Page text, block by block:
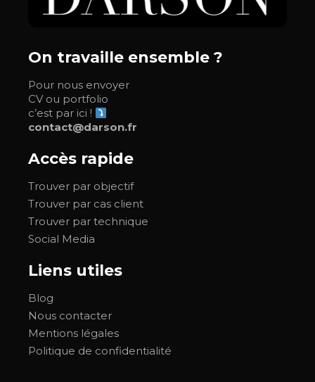
On travaille ensemble ?
Pour nous envoyer
CV ou portfolio
c’est par ici !
contact@darson.fr
Accès rapide
Trouver par objectif
Trouver par cas client
Trouver par technique
Social Media
Liens utiles
Blog
Nous contacter
Mentions légales
Politique de confidentialité